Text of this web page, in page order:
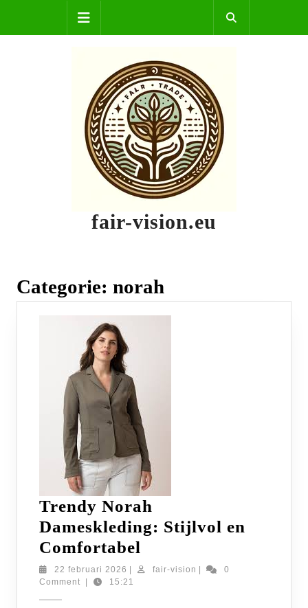
content
fair-vision.eu
Categorie: norah
Trendy Norah
Dameskleding: Stijlvol en
Comfortabel
Norah
22 februari 2026 22
februari
fair-vision fair-
0
Comment
15:21